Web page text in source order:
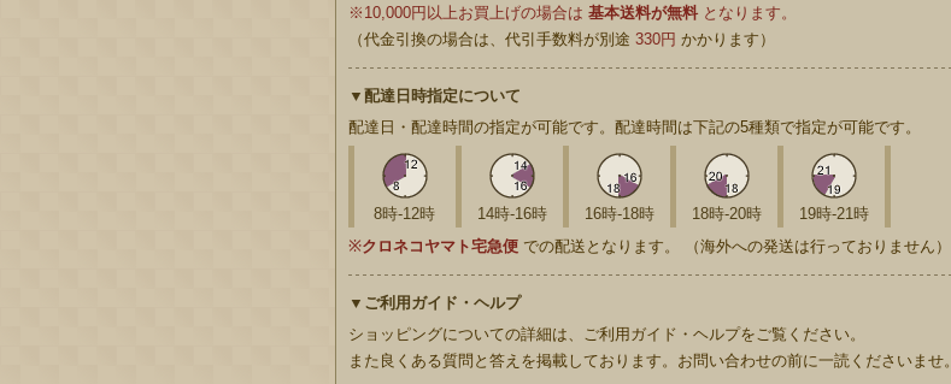
※10,000円以上お買上げの場合は 基本送料が無料となります。
（代金引換の場合は、代引手数料が別途 330円 かかります）
▼配達日時指定について
配達日・配達時間の指定が可能です。配達時間は下記の5種類で指定が可能です。
8時-12時 14時-16時 16時-18時 18時-20時
19時-21時
※クロネコヤマト宅急便での配送となります。 （海外への発送は行っておりません）
▼ご利用ガイド・ヘルプ
ショッピングについての詳細は、ご利用ガイド・ヘルプをご覧ください。
また良くある質問と答えを掲載しております。お問い合わせの前に一読くださいませ。